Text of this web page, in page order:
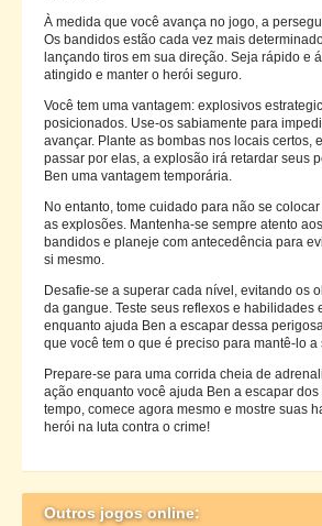
À medida que você avança no jogo, a
Os bandidos estão cada vez mais
lançando tiros em sua direção. Seja rápido e
atingido e manter o herói seguro.
Você tem uma vantagem: explosivos
posicionados. Use-os sabiamente para
avançar. Plante as bombas nos locais certos,
passar por elas, a explosão irá retardar seus
Ben uma vantagem temporária.
No entanto, tome cuidado para não se
as explosões. Mantenha-se sempre atento
bandidos e planeje com antecedência para
si mesmo.
Desafie-se a superar cada nível, evitando os
da gangue. Teste seus reflexos e habilidades
enquanto ajuda Ben a escapar dessa
que você tem o que é preciso para mantê-lo a
Prepare-se para uma corrida cheia de
ação enquanto você ajuda Ben a escapar
tempo, comece agora mesmo e mostre suas
herói na luta contra o crime!
Outros jogos online: